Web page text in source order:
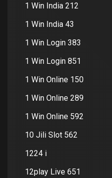
1 Win India 212
1 Win India 43
1 Win Login 383
1 Win Login 851
1 Win Online 150
1 Win Online 289
1 Win Online 592
10 Jili Slot 562
1224 i
12play Live 651